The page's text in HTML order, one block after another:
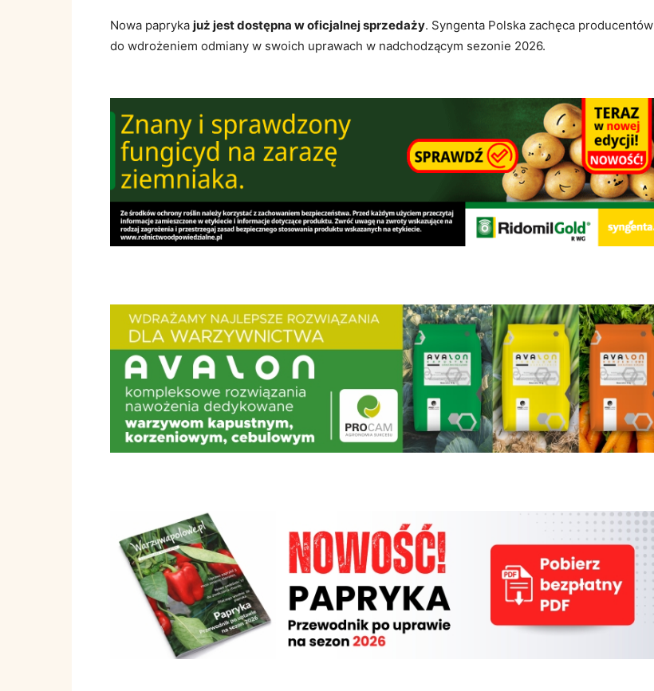
Nowa papryka już jest dostępna w oficjalnej sprzedaży. Syngenta Polska zachęca producentów
do wdrożeniem odmiany w swoich uprawach w nadchodzącym sezonie 2026.